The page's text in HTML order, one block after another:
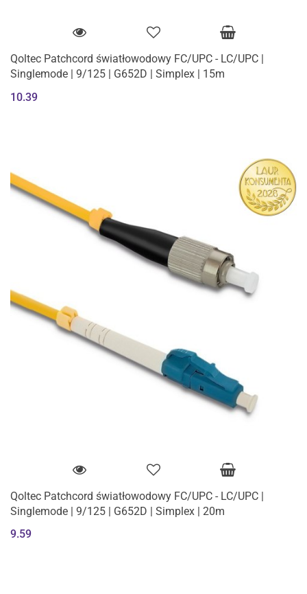
Qoltec Patchcord światłowodowy FC/UPC - LC/UPC |
Singlemode | 9/125 | G652D | Simplex | 15m
10.39
Qoltec Patchcord światłowodowy FC/UPC - LC/UPC |
Singlemode | 9/125 | G652D | Simplex | 20m
9.59